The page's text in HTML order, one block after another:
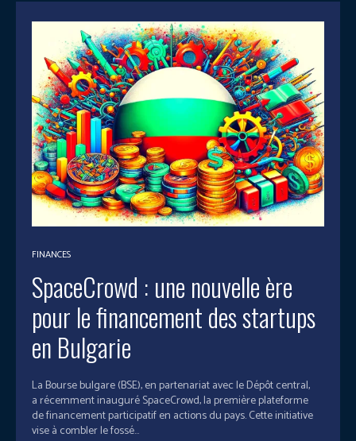
FINANCES
SpaceCrowd : une nouvelle ère
pour le financement des startups
en Bulgarie
La Bourse bulgare (BSE), en partenariat avec le Dépôt central,
a récemment inauguré SpaceCrowd, la première plateforme
de financement participatif en actions du pays. Cette initiative
vise à combler le fossé...